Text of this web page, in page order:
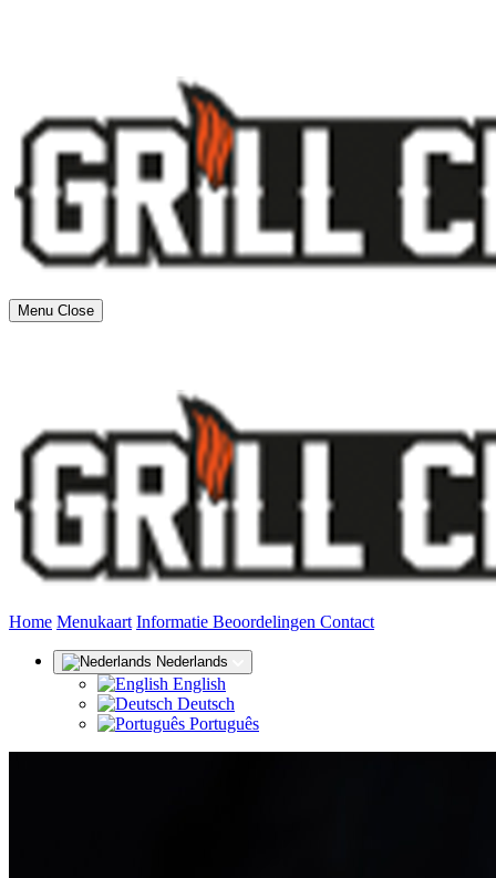
Menu Close
Home Menukaart Informatie Beoordelingen Contact(huidige)
Nederlands
English
Deutsch
Português